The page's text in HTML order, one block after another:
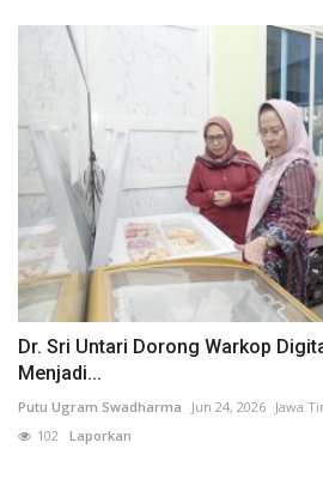
Dr. Sri Untari Dorong Warkop
Menjadi...
Putu Ugram Swadharma Jun 24, 2026 Jawa
102 Laporkan